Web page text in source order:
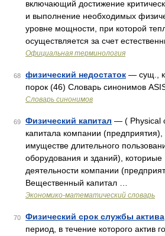
включающий достижение
и выполнение необходимых
уровне мощности, при которой
осуществляется за счет
Официальная терминология
68 физический недостаток — сущ.,
порок (46) Словарь синонимов
Словарь синонимов
69 Физический капитал — ( Physical
капитала компании
имуществе длительного
оборудования и зданий),
деятельности компании
Вещественный капитал …
Экономико-математический словарь
70 Физический срок службы актива
период, в течение которого актив